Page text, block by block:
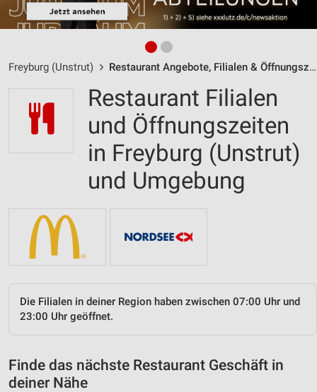
Freyburg (Unstrut) Restaurant Angebote, Filialen & Öffnungszeiten
Restaurant Filialen
und Öffnungszeiten
in Freyburg (Unstrut)
und Umgebung
Die Filialen in deiner Region haben zwischen 07:00 Uhr und
23:00 Uhr geöffnet.
Finde das nächste Restaurant Geschäft in
deiner Nähe